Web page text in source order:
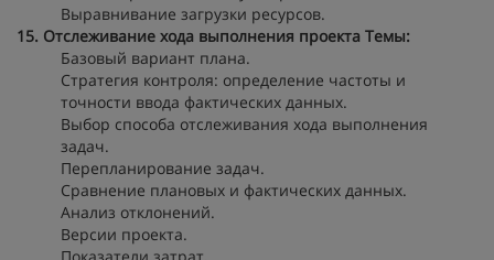
Выравнивание загрузки ресурсов.
15. Отслеживание хода выполнения проекта Темы:
Базовый вариант плана.
Стратегия контроля: определение частоты и
точности ввода фактических данных.
Выбор способа отслеживания хода выполнения
задач.
Перепланирование задач.
Сравнение плановых и фактических данных.
Анализ отклонений.
Версии проекта.